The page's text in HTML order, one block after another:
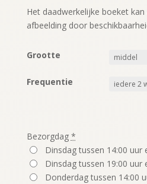
Het daadwerkelijke boeket
afbeelding door
Grootte
Frequentie
Bezorgdag *
Dinsdag tussen 14:00 uur
Dinsdag tussen 19:00 uur
Donderdag tussen 14:00